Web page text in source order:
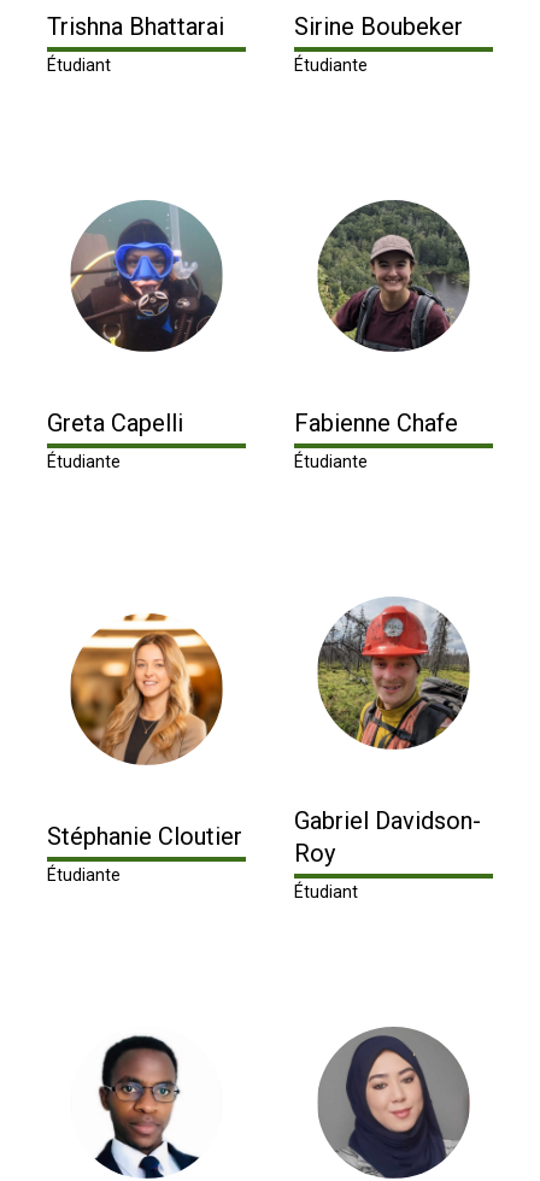
Trishna Bhattarai
Étudiant
Sirine Boubeker
Étudiante
Greta Capelli
Étudiante
Fabienne Chafe
Étudiante
Stéphanie Cloutier
Étudiante
Gabriel Davidson-
Roy
Étudiant